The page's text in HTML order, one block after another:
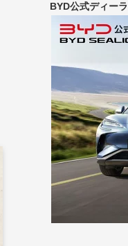
BYD公式ディー